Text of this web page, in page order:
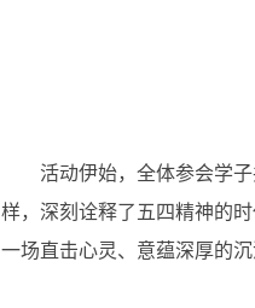
活动伊始，全体参会学
样，深刻诠释了五四精神的
一场直击心灵、意蕴深厚的沉